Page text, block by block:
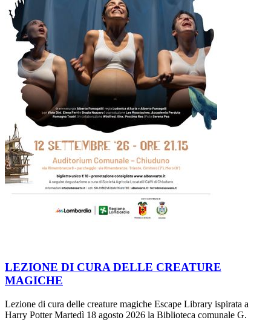
LEZIONE DI CURA DELLE CREATURE
MAGICHE
Lezione di cura delle creature magiche Escape Library ispirata a
Harry Potter Martedì 18 agosto 2026 la Biblioteca comunale G.